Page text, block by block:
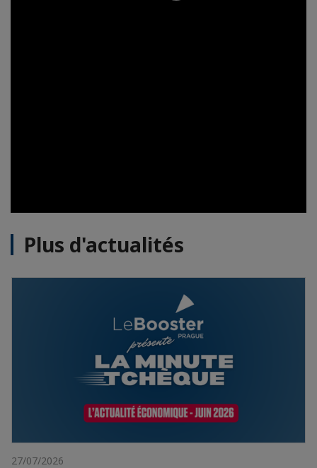
Plus d'actualités
27/07/2026